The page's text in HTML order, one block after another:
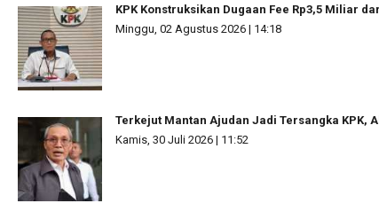
KPK Konstruksikan Dugaan Fee Rp3,5 Miliar
Minggu, 02 Agustus 2026 | 14:18
Terkejut Mantan Ajudan Jadi Tersangka KPK,
Kamis, 30 Juli 2026 | 11:52